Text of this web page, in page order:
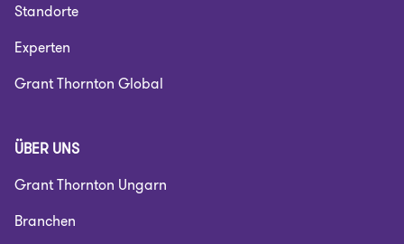
Standorte
Experten
Grant Thornton Global
ÜBER UNS
Grant Thornton Ungarn
Branchen